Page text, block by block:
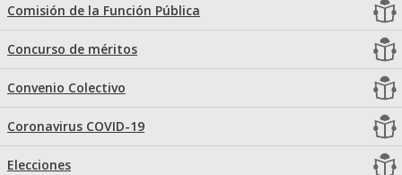
Comisión de la Función Pública
Concurso de méritos
Convenio Colectivo
Coronavirus COVID-19
Elecciones